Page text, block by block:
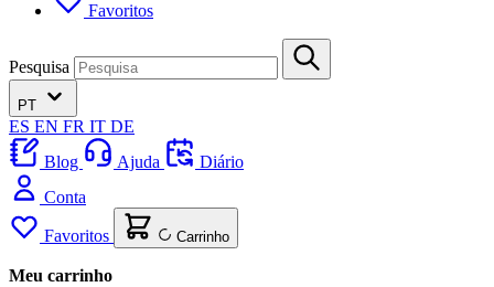
Favoritos
Pesquisa
PT
ES EN FR IT DE
Blog
Ajuda
Diário
Conta
Favoritos Carrinho
Meu carrinho